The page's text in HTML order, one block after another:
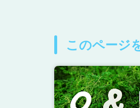
このページ